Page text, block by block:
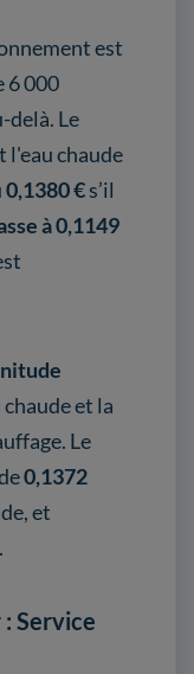
est
6 000
delà. Le
l'eau chaude
0,1380 €s’il
à 0,1149
et la
Le
0,1372
et
Service